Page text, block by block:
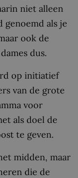
niet alleen
genoemd als je
ook de
dus.
op initiatief
van de grote
voor
als doel de
te geven.
midden, maar
die de